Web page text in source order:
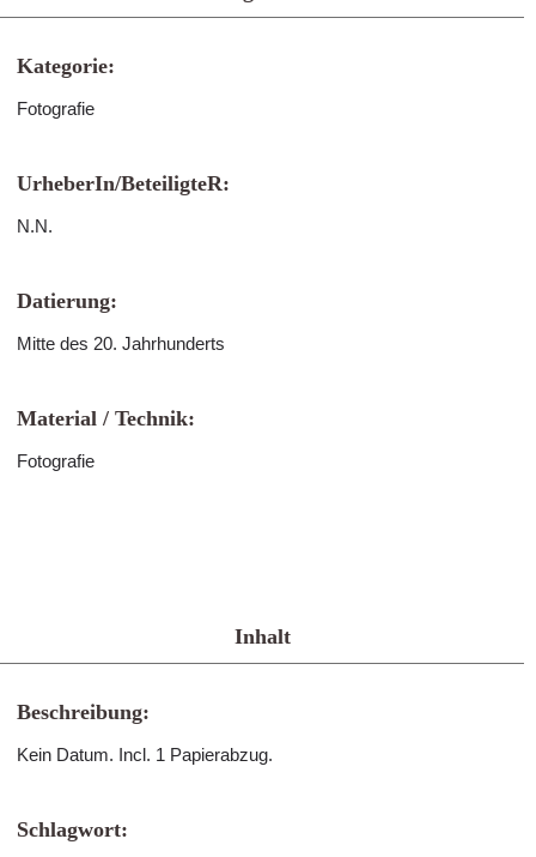
Kategorie:
Fotografie
UrheberIn/BeteiligteR:
N.N.
Datierung:
Mitte des 20. Jahrhunderts
Material / Technik:
Fotografie
Inhalt
Beschreibung:
Kein Datum. Incl. 1 Papierabzug.
Schlagwort: